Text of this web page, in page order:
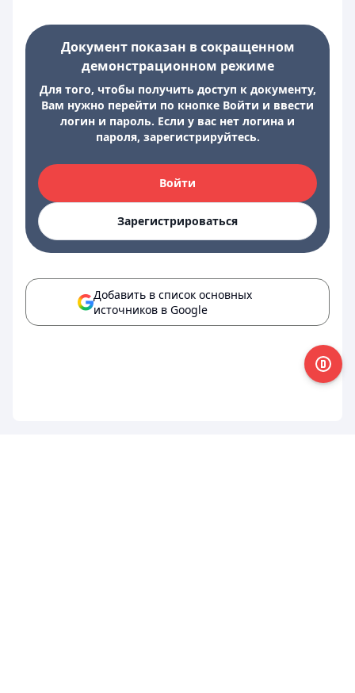
Документ показан в сокращенном
демонстрационном режиме
Для того, чтобы получить доступ к документу,
Вам нужно перейти по кнопке Войти и ввести
логин и пароль. Если у вас нет логина и
пароля, зарегистрируйтесь.
Войти
Зарегистрироваться
Добавить в список основных
источников в Google